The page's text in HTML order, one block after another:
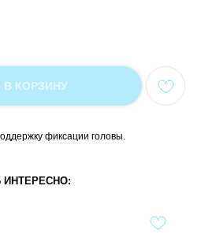
КОРЗИНУ
фиксации головы.